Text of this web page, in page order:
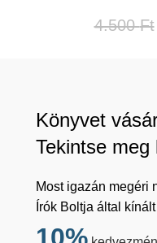
4.500Ft
Könyvet
Tekintse
Most igazán megéri
Írók Boltja által
10%